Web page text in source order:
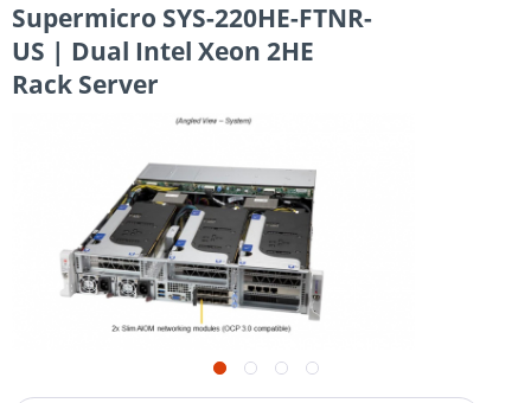
Supermicro SYS-220HE-FTNR-
US | Dual Intel Xeon 2HE
Rack Server